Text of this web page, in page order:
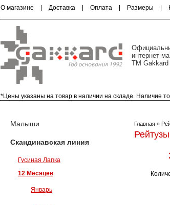
О магазине Доставка Оплата Размеры
интернет-
ТМ Gakkard
*Цены указаны на товар в наличии на складе. Наличие
Малыши
Скандинавская линия
Гусиная Лапка
12 Месяцев
Январь
Главная »
Рейтузы